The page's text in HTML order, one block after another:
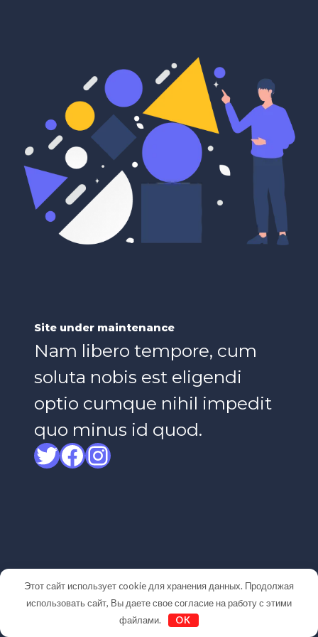
Site under maintenance
Nam libero tempore, cum
soluta nobis est eligendi
optio cumque nihil impedit
quo minus id quod.
Twitter
Facebook
Instagram
Этот сайт использует cookie для хранения данных. Продолжая
использовать сайт, Вы даете свое согласие на работу с этими
файлами.
OK